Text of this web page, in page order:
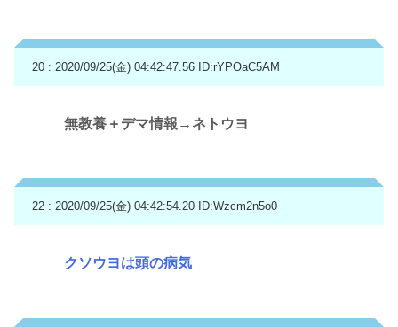
20 : 2020/09/25(金) 04:42:47.56 ID:rYPOaC5AM
無教養＋デマ情報→ネトウヨ
22 : 2020/09/25(金) 04:42:54.20 ID:Wzcm2n5o0
クソウヨは頭の病気